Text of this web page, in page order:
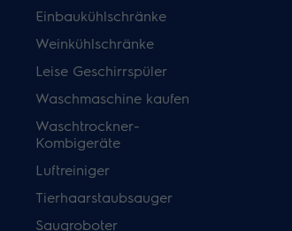
Einbaukühlschränke
Weinkühlschränke
Leise Geschirrspüler
Waschmaschine kaufen
Waschtrockner-
Kombigeräte
Luftreiniger
Tierhaarstaubsauger
Saugroboter